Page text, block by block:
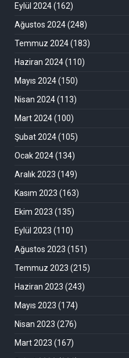
Eylül 2024(162)
Ağustos 2024(248)
Temmuz 2024(183)
Haziran 2024(110)
Mayıs 2024(150)
Nisan 2024(113)
Mart 2024(100)
Şubat 2024(105)
Ocak 2024(134)
Aralık 2023 (149)
Kasım 2023 (163)
Ekim 2023 (135)
Eylül 2023 (110)
Ağustos 2023 (151)
Temmuz 2023 (215)
Haziran 2023 (243)
Mayıs 2023 (174)
Nisan 2023 (276)
Mart 2023 (167)